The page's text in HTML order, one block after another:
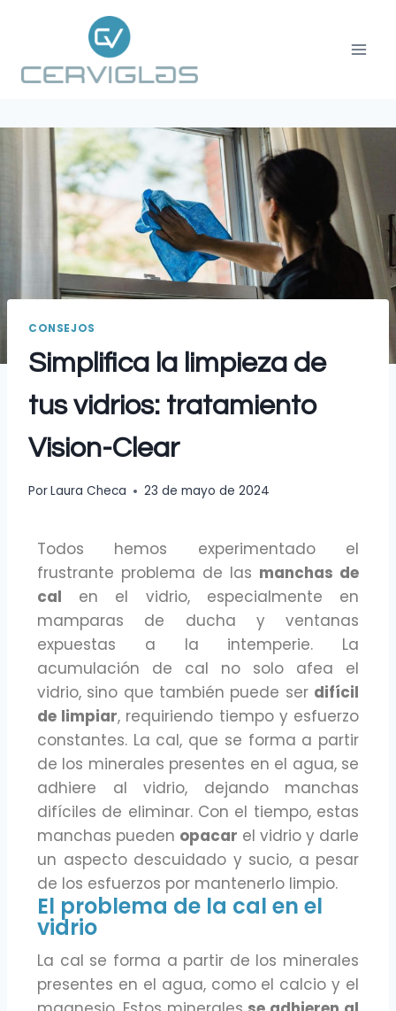
CONSEJOS
Simplifica la limpieza de
tus vidrios: tratamiento
Vision-Clear
PorLaura Checa 23 de mayo de 2024
Todos hemos experimentado el
frustrante problema de las manchas de
cal en el vidrio, especialmente en
mamparas de ducha y ventanas
expuestas a la intemperie. La
acumulación de cal no solo afea el
vidrio, sino que también puede ser difícil
de limpiar, requiriendo tiempo y esfuerzo
constantes. La cal, que se forma a partir
de los minerales presentes en el agua, se
adhiere al vidrio, dejando manchas
difíciles de eliminar. Con el tiempo, estas
manchas pueden opacar el vidrio y darle
un aspecto descuidado y sucio, a pesar
de los esfuerzos por mantenerlo limpio.
El problema de la cal en el
vidrio
La cal se forma a partir de los minerales
presentes en el agua, como el calcio y el